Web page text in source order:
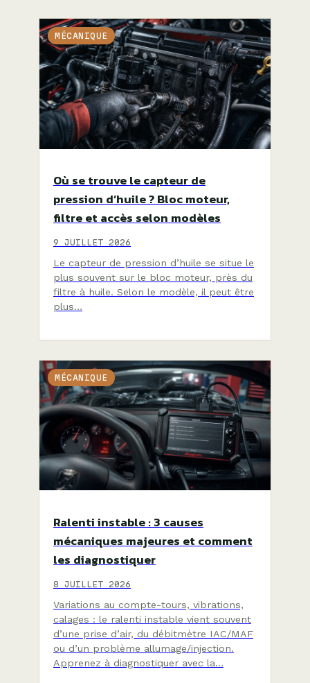
MÉCANIQUE
Où se trouve le capteur de
pression d’huile ? Bloc moteur,
filtre et accès selon modèles
9 JUILLET 2026
Le capteur de pression d’huile se situe le
plus souvent sur le bloc moteur, près du
filtre à huile. Selon le modèle, il peut être
plus…
MÉCANIQUE
Ralenti instable : 3 causes
mécaniques majeures et comment
les diagnostiquer
8 JUILLET 2026
Variations au compte-tours, vibrations,
calages : le ralenti instable vient souvent
d’une prise d’air, du débitmètre IAC/MAF
ou d’un problème allumage/injection.
Apprenez à diagnostiquer avec la…